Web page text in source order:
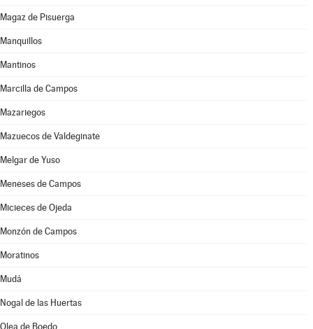
Magaz de Pisuerga
Manquillos
Mantinos
Marcilla de Campos
Mazariegos
Mazuecos de Valdeginate
Melgar de Yuso
Meneses de Campos
Micieces de Ojeda
Monzón de Campos
Moratinos
Mudá
Nogal de las Huertas
Olea de Boedo